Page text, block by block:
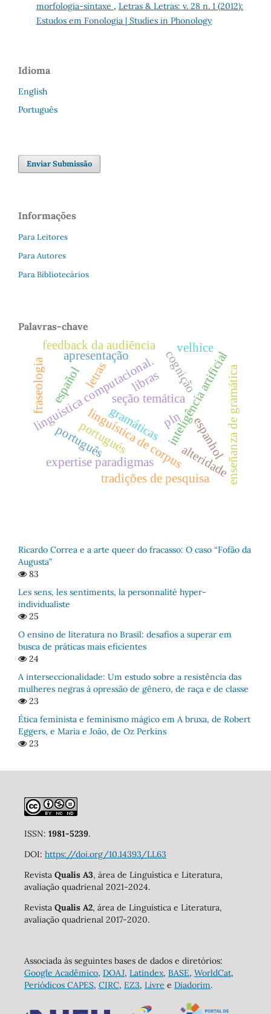
morfologia-sintaxe , Letras & Letras: v. 28 n. 1 (2012):
Estudos em Fonologia | Studies in Phonology
Idioma
English
Português
Enviar Submissão
Informações
Para Leitores
Para Autores
Para Bibliotecários
Palavras-chave
linguística de corpus
linguística computacional.inteligência artificial
letras
apresentação
seção temática
cognição
expertise paradigmas
tradições de pesquisa
gramáticas enseñanza de gramática
portugués
español
português espanhol
feedback da audiência
libras
fraseologia
pln
velhice
alteridade
Ricardo Correa e a arte queer do fracasso: O caso “Fofão da
Augusta”
83
Les sens, les sentiments, la personnalité hyper-
individualiste
25
O ensino de literatura no Brasil: desafios a superar em
busca de práticas mais eficientes
24
A interseccionalidade: Um estudo sobre a resistência das
mulheres negras à opressão de gênero, de raça e de classe
23
Ética feminista e feminismo mágico em A bruxa, de Robert
Eggers, e Maria e João, de Oz Perkins
23
ISSN: 1981-5239.
DOI: https://doi.org/10.14393/LL63
Revista Qualis A3, área de Linguística e Literatura,
avaliação quadrienal 2021-2024.
Revista Qualis A2, área de Linguística e Literatura,
avaliação quadrienal 2017-2020.
Associada às seguintes bases de dados e diretórios:
Google Acadêmico, DOAJ, Latindex, BASE, WorldCat,
Periódicos CAPES, CIRC, EZ3, Livre e Diadorim.